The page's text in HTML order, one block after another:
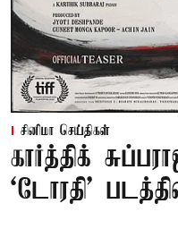
சினிமா செய்திகள்
கார்த்திக்
`டோரதி'